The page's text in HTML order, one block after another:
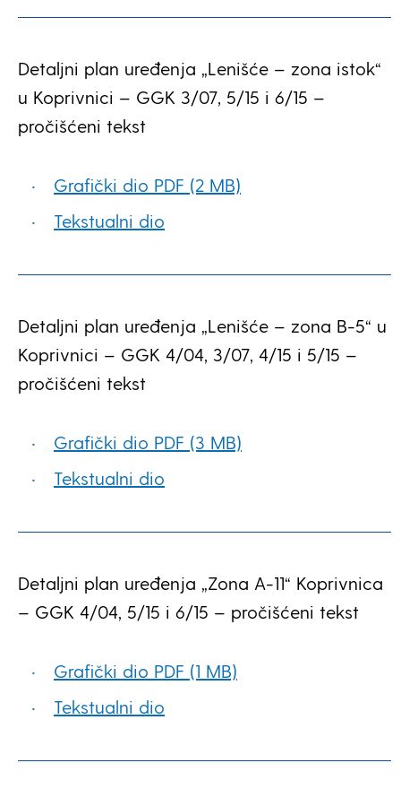
Detaljni plan uređenja „Lenišće – zona istok“
u Koprivnici – GGK 3/07, 5/15 i 6/15 –
pročišćeni tekst
Grafički dio PDF (2 MB)
Tekstualni dio
Detaljni plan uređenja „Lenišće – zona B-5“ u
Koprivnici – GGK 4/04, 3/07, 4/15 i 5/15 –
pročišćeni tekst
Grafički dio PDF (3 MB)
Tekstualni dio
Detaljni plan uređenja „Zona A-11“ Koprivnica
– GGK 4/04, 5/15 i 6/15 – pročišćeni tekst
Grafički dio PDF (1 MB)
Tekstualni dio